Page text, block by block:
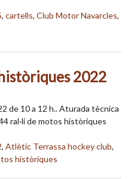
, cartells, Club Motor Navarcles,
2022
de 10 a 12 h.. Aturada tècnica
ral·li de motos històriques
, Atlètic Terrassa hockey club,
històriques